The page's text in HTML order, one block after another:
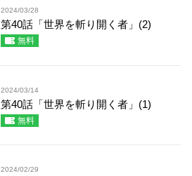
2024/03/28
第40話「世界を斬り開く者」(2)
無料
2024/03/14
第40話「世界を斬り開く者」(1)
無料
2024/02/29